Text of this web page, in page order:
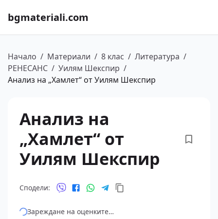
bgmateriali.com
Начало / Материали / 8 клас / Литература /
РЕНЕСАНС / Уилям Шекспир /
Анализ на „Хамлет“ от Уилям Шекспир
Анализ на
„Хамлет“ от
Уилям Шекспир
Сподели:
Зареждане на оценките…